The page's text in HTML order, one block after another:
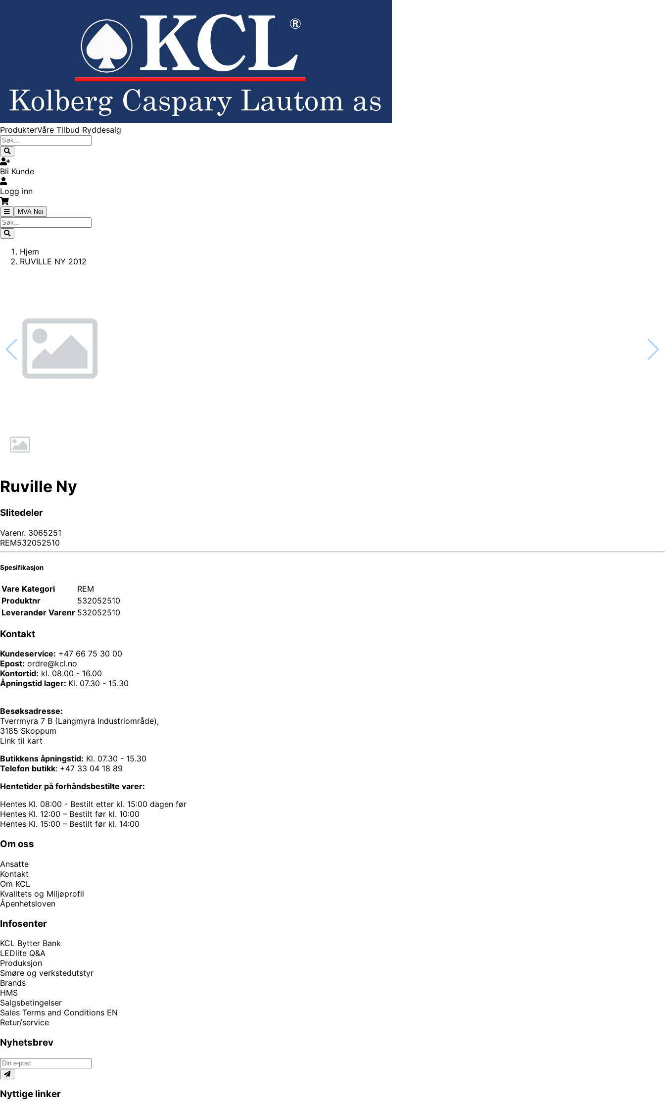
ProdukterVåre Tilbud Ryddesalg
Bli Kunde
Logg inn
MVA Nei
Hjem
RUVILLE NY 2012
Ruville Ny
Slitedeler
Varenr. 3065251
REM532052510
Spesifikasjon
Vare Kategori
REM
Produktnr
532052510
Leverandør Varenr 532052510
Kontakt
Kundeservice: +47 66 75 30 00
Epost: ordre@kcl.no
Kontortid: kl. 08.00 - 16.00
Åpningstid lager: Kl. 07.30 - 15.30
Besøksadresse:
Tverrmyra 7 B (Langmyra Industriområde),
3185 Skoppum
Link til kart
Butikkens åpningstid: Kl. 07.30 - 15.30
Telefon butikk: +47 33 04 18 89
Hentetider på forhåndsbestilte varer:
Hentes Kl. 08:00 - Bestilt etter kl. 15:00 dagen før
Hentes Kl. 12:00 – Bestilt før kl. 10:00
Hentes Kl. 15:00 – Bestilt før kl. 14:00
Om oss
Ansatte
Kontakt
Om KCL
Kvalitets og Miljøprofil
Åpenhetsloven
Infosenter
KCL Bytter Bank
LEDlite Q&A
Produksjon
Smøre og verkstedutstyr
Brands
HMS
Salgsbetingelser
Sales Terms and Conditions EN
Retur/service
Nyhetsbrev
Nyttige linker